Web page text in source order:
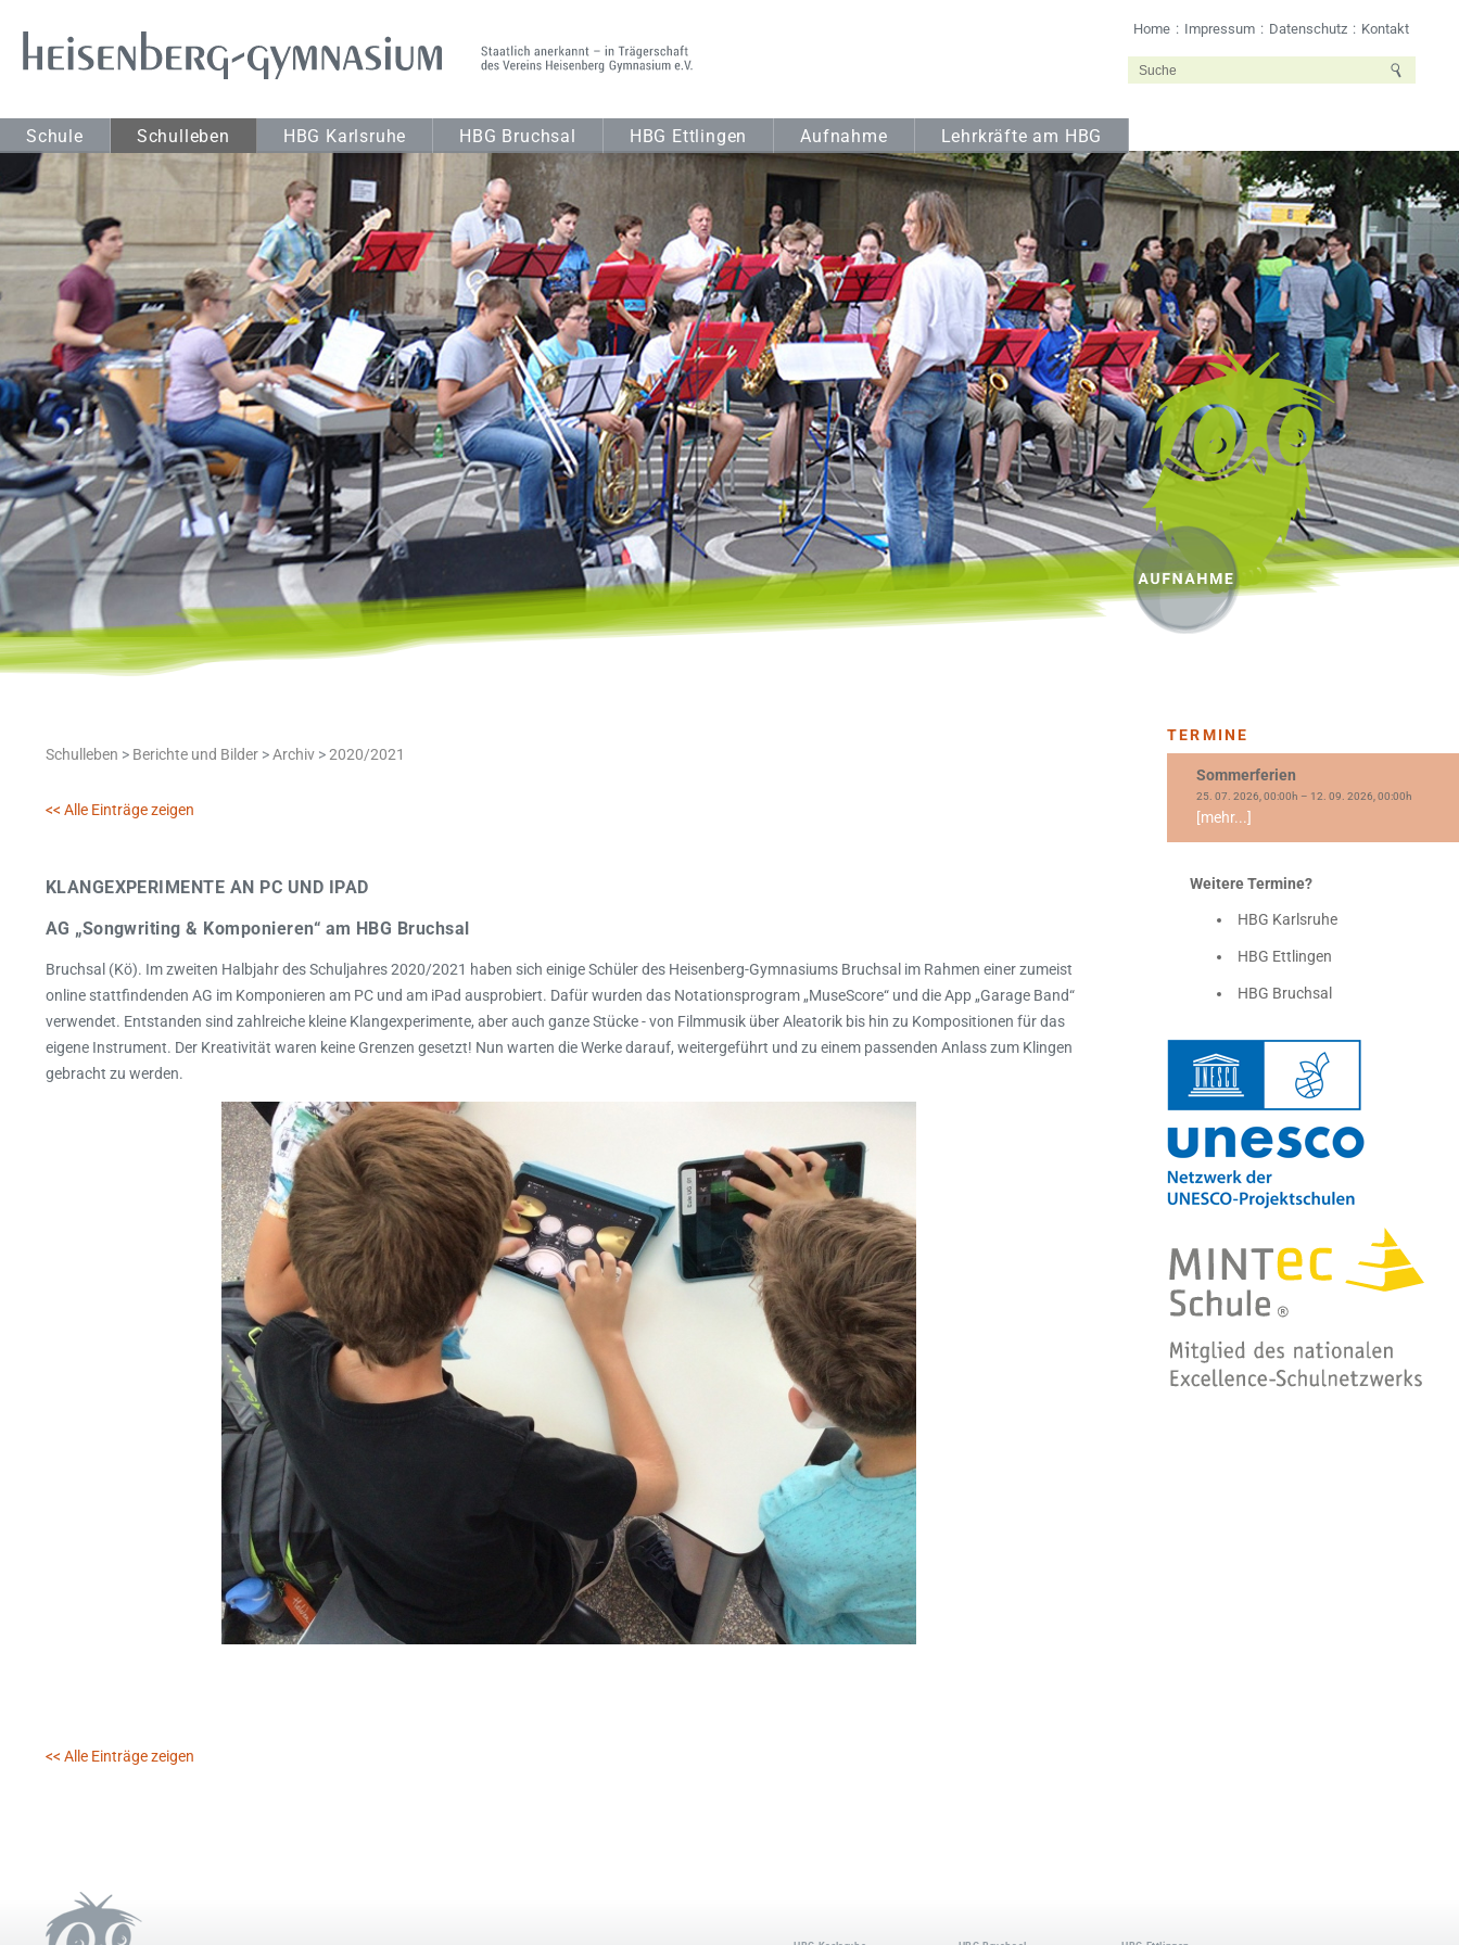
Home Impressum Datenschutz Kontakt
Schule Schulleben HBG Karlsruhe HBG Bruchsal HBG Ettlingen Aufnahme Lehrkräfte am HBG
Schulleben > Berichte und Bilder>Archiv>2020/2021
<< Alle Einträge zeigen
KLANGEXPERIMENTE AN PC UND IPAD
AG „Songwriting & Komponieren“ am HBG Bruchsal
Bruchsal (Kö). Im zweiten Halbjahr des Schuljahres 2020/2021 haben sich einige Schüler des Heisenberg-Gymnasiums Bruchsal im Rahmen einer zumeist
online stattfindenden AG im Komponieren am PC und am iPad ausprobiert. Dafür wurden das Notationsprogram „MuseScore“ und die App „Garage Band“
verwendet. Entstanden sind zahlreiche kleine Klangexperimente, aber auch ganze Stücke - von Filmmusik über Aleatorik bis hin zu Kompositionen für das
eigene Instrument. Der Kreativität waren keine Grenzen gesetzt! Nun warten die Werke darauf, weitergeführt und zu einem passenden Anlass zum Klingen
gebracht zu werden.
<< Alle Einträge zeigen
TERMINE
Sommerferien
25. 07. 2026, 00:00h – 12. 09. 2026, 00:00h
[mehr...]
Weitere Termine?
HBG Karlsruhe
HBG Ettlingen
HBG Bruchsal